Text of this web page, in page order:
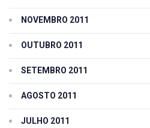
NOVEMBRO 2011
OUTUBRO 2011
SETEMBRO 2011
AGOSTO 2011
JULHO 2011